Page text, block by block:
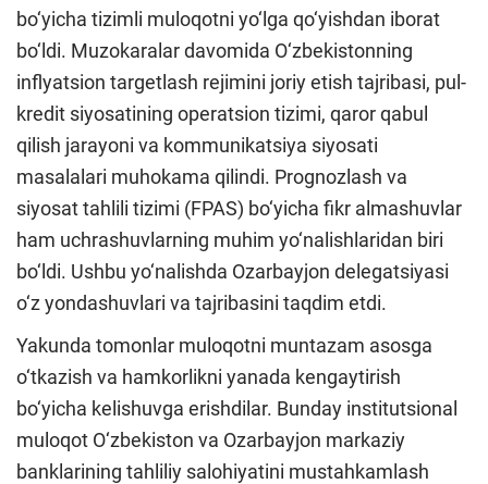
bo‘yicha tizimli muloqotni yo‘lga qo‘yishdan iborat
bo‘ldi. Muzokaralar davomida O‘zbekistonning
inflyatsion targetlash rejimini joriy etish tajribasi, pul-
kredit siyosatining operatsion tizimi, qaror qabul
qilish jarayoni va kommunikatsiya siyosati
masalalari muhokama qilindi. Prognozlash va
siyosat tahlili tizimi (FPAS) bo‘yicha fikr almashuvlar
ham uchrashuvlarning muhim yo‘nalishlaridan biri
bo‘ldi. Ushbu yo‘nalishda Ozarbayjon delegatsiyasi
o‘z yondashuvlari va tajribasini taqdim etdi.
Yakunda tomonlar muloqotni muntazam asosga
o‘tkazish va hamkorlikni yanada kengaytirish
bo‘yicha kelishuvga erishdilar. Bunday institutsional
muloqot O‘zbekiston va Ozarbayjon markaziy
banklarining tahliliy salohiyatini mustahkamlash